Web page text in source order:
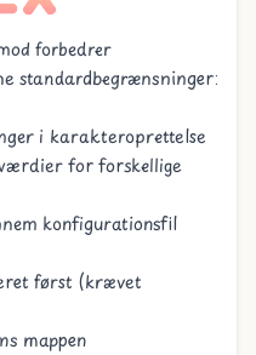
forbedrer
standardbegrænsninger:
i karakteroprettelse
for forskellige
konfigurationsfil
først (krævet
mappen